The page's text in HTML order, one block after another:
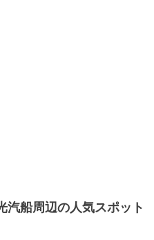
汽船周辺の人気スポット